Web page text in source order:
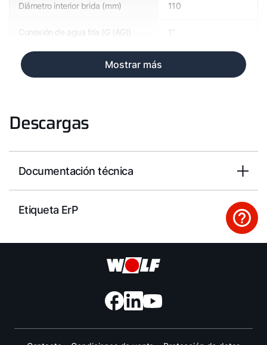
Diámetro interior brida (mm) 110
Conexión de agua fría (G (AG)) 1“
Mostrar más
Descargas
Documentación técnica
Etiqueta ErP